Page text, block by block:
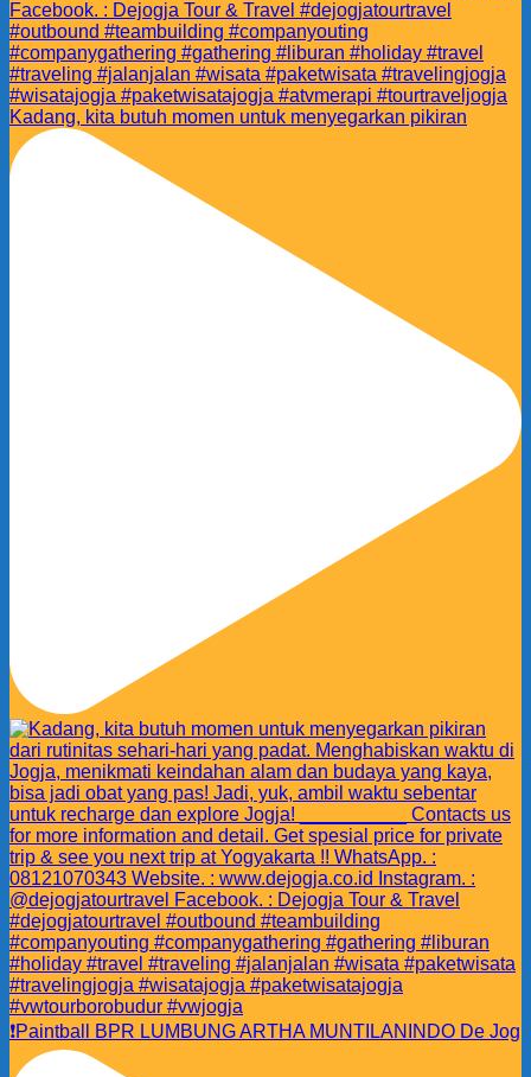
Kadang, kita butuh momen untuk menyegarkan pikiran
❗️Paintball BPR LUMBUNG ARTHA MUNTILANINDO De Jog